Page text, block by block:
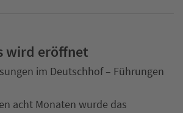
wird eröffnet
im Deutschhof – Führungen
acht Monaten wurde das